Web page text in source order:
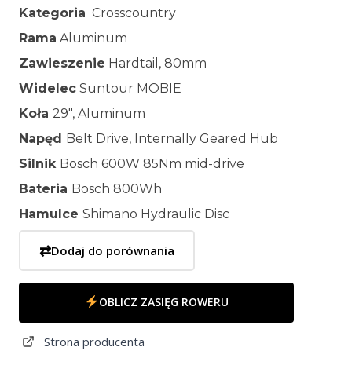
Kategoria Crosscountry
Rama Aluminum
Zawieszenie Hardtail, 80mm
Widelec Suntour MOBIE
Koła 29″, Aluminum
Napęd Belt Drive, Internally Geared Hub
Silnik Bosch 600W 85Nm mid-drive
Bateria Bosch 800Wh
Hamulce Shimano Hydraulic Disc
⇄Dodaj do porównania
OBLICZ ZASIĘG ROWERU
Strona producenta